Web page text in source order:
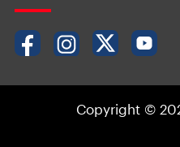
Copyright ©